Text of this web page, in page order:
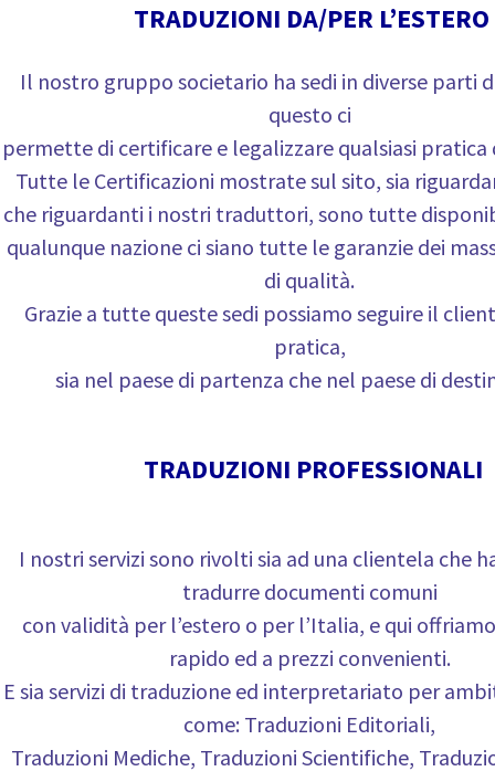
TRADUZIONI DA/PER L’ESTERO
Il nostro gruppo societario ha sedi in diverse parti
questo ci
permette di certificare e legalizzare qualsiasi pratica
Tutte le Certificazioni mostrate sul sito, sia
che riguardanti i nostri traduttori, sono tutte
qualunque nazione ci siano tutte le garanzie dei
di qualità.
Grazie a tutte queste sedi possiamo seguire il
pratica,
sia nel paese di partenza che nel paese di
TRADUZIONI PROFESSIONALI
I nostri servizi sono rivolti sia ad una clientela che
tradurre documenti comuni
con validità per l’estero o per l’Italia, e qui
rapido ed a prezzi convenienti.
E sia servizi di traduzione ed interpretariato per
come: Traduzioni Editoriali,
Traduzioni Mediche, Traduzioni Scientifiche,